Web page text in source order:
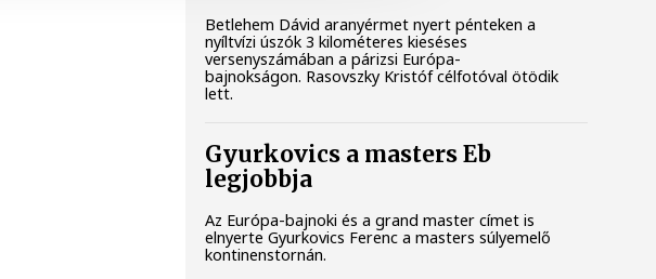
Betlehem Dávid aranyérmet nyert pénteken a
nyíltvízi úszók 3 kilométeres kieséses
versenyszámában a párizsi Európa-
bajnokságon. Rasovszky Kristóf célfotóval ötödik
lett.
Gyurkovics a masters Eb
legjobbja
Az Európa-bajnoki és a grand master címet is
elnyerte Gyurkovics Ferenc a masters súlyemelő
kontinenstornán.